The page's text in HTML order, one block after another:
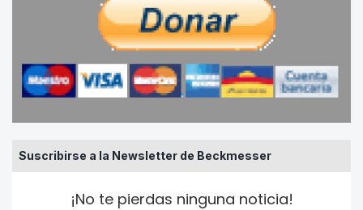
Suscribirse a la Newsletter de Beckmesser
¡No te pierdas ninguna noticia!